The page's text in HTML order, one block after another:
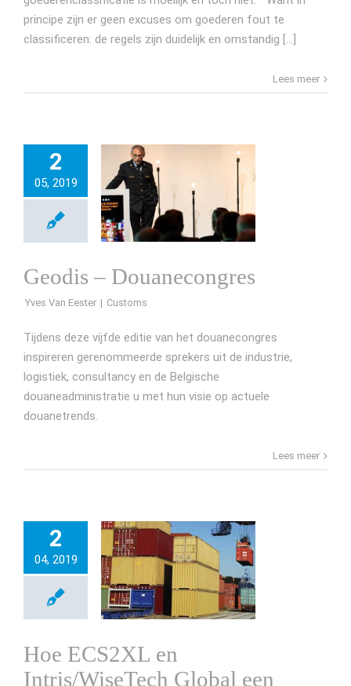
principe zijn er geen excuses om goederen fout te
classificeren: de regels zijn duidelijk en omstandig [...]
Lees meer
2
05, 2019
Geodis – Douanecongres
Yves Van Eester
Tijdens deze vijfde editie van het douanecongres
inspireren gerenommeerde sprekers uit de industrie,
logistiek, consultancy en de Belgische
douaneadministratie u met hun visie op actuele
douanetrends.
Lees meer
2
04, 2019
Hoe ECS2XL en
Intris/WiseTech Global een